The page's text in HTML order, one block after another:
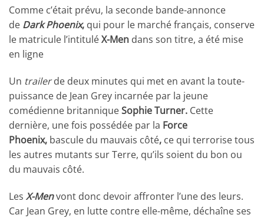
Comme c’était prévu, la seconde bande-annonce
de Dark Phoenix, qui pour le marché français, conserve
le matricule l’intituléX-Men dans son titre, a été mise
en ligne
Un trailerde deux minutes qui met en avant la toute-
puissance de Jean Grey incarnée par la jeune
comédienne britanniqueSophie Turner. Cette
dernière, une fois possédée par la Force
Phoenix, bascule du mauvais côté, ce qui terrorise tous
les autres mutants sur Terre, qu’ils soient du bon ou
du mauvais côté.
Les X-Menvont donc devoir affronter l’une des leurs.
Car Jean Grey, en lutte contre elle-même, déchaîne ses